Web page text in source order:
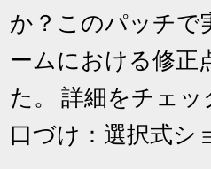
か？このパッチで
ームにおける修正
た。 詳細をチェ
口づけ：選択式シ